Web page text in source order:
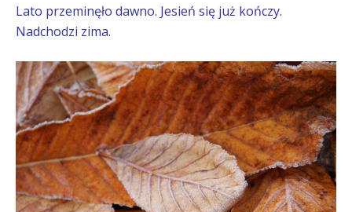
Lato przeminęło dawno. Jesień się już kończy.
Nadchodzi zima.